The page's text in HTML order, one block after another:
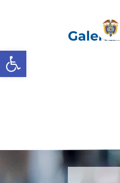
Abrir barra de herramientas
Galería